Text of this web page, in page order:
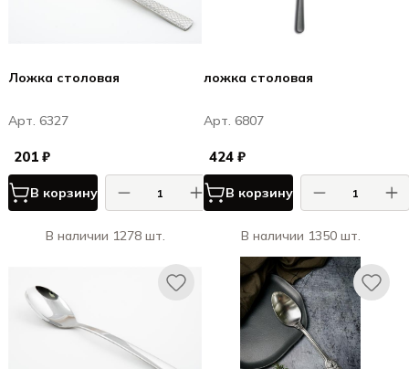
Ложка столовая
Арт. 6327
201 ₽
В корзину
В наличии 1278 шт.
ложка столовая
Арт. 6807
424 ₽
В корзину
В наличии 1350 шт.